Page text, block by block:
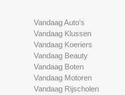
Vandaag Auto's
Vandaag Klussen
Vandaag Koeriers
Vandaag Beauty
Vandaag Boten
Vandaag Motoren
Vandaag Rijscholen